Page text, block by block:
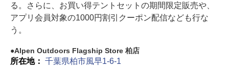
る。さらに、お買い得テントセットの期間限定販売や、
アプリ会員対象の1000円割引クーポン配信なども行な
う。
Alpen Outdoors Flagship Store 柏店
所在地： 千葉県柏市風早1-6-1